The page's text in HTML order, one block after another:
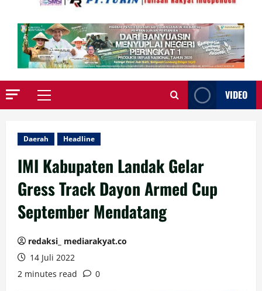
Primary
VIDEO
Daerah Headline
IMI Kabupaten Landak Gelar
Gress Track Dayon Armed Cup
September Mendatang
redaksi_ mediarakyat.co
14 Juli 2022
2 minutes read
0